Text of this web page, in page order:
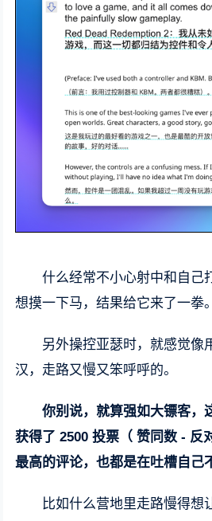
什么经常不小心射中和自己
想摸一下马，结果给它来了一拳。
另外操控亚瑟时，就感觉像
汉，走路又慢又笨呼呼的。
你别说，就算强如大镖客，
获得了 2500 投票（ 赞同数 - 反
最高的评论，也都是在吐槽自己
比如什么营地里走路慢得想